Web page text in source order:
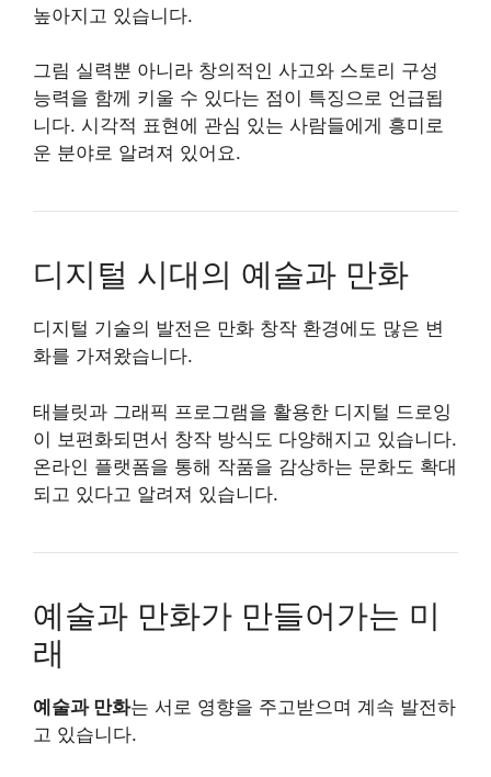
높아지고 있습니다.
그림 실력뿐 아니라 창의적인 사고와 스토리 구성
능력을 함께 키울 수 있다는 점이 특징으로 언급됩
니다. 시각적 표현에 관심 있는 사람들에게 흥미로
운 분야로 알려져 있어요.
디지털 시대의 예술과 만화
디지털 기술의 발전은 만화 창작 환경에도 많은 변
화를 가져왔습니다.
태블릿과 그래픽 프로그램을 활용한 디지털 드로잉
이 보편화되면서 창작 방식도 다양해지고 있습니다.
온라인 플랫폼을 통해 작품을 감상하는 문화도 확대
되고 있다고 알려져 있습니다.
예술과 만화가 만들어가는 미
래
예술과 만화는 서로 영향을 주고받으며 계속 발전하
고 있습니다.